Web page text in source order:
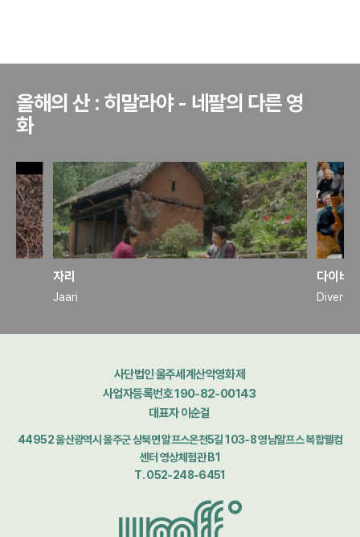
올해의 산 : 히말라야 - 네팔의 다른 영
화
자리
Jaari
다이버
사단법인 울주세계산악영화제
사업자등록번호 190-82-00143
대표자 이순걸
44952 울산광역시 울주군 상북면 알프스온천5길 103-8 영남알프스 복합웰컴
센터 영상체험관 B1
T. 052-248-6451